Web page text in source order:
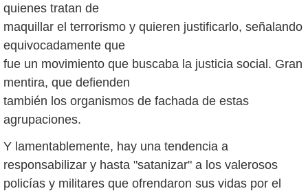
quienes tratan de
maquillar el terrorismo y quieren justificarlo, señalando
equivocadamente que
fue un movimiento que buscaba la justicia social. Gran
mentira, que defienden
también los organismos de fachada de estas
agrupaciones.
Y lamentablemente, hay una tendencia a
responsabilizar y hasta "satanizar" a los valerosos
policías y militares que ofrendaron sus vidas por el